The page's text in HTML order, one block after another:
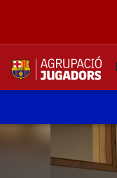
label.aria.abjlogo